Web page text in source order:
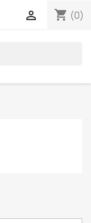
shopping_cart (0)
